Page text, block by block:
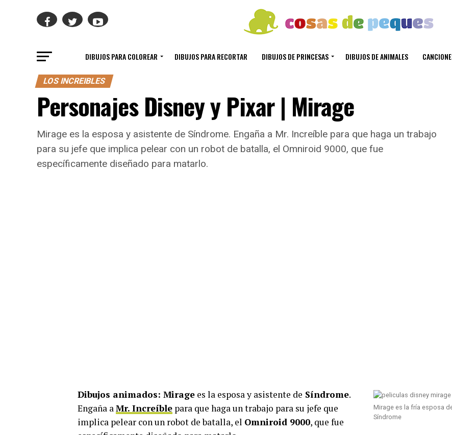
DIBUJOS PARA COLOREAR DIBUJOS PARA RECORTAR DIBUJOS DE PRINCESAS DIBUJOS DE ANIMALES
LOS INCREIBLES
Personajes Disney y Pixar | Mirage
Mirage es la esposa y asistente de Síndrome. Engaña a Mr. Increíble para que haga un trabajo
para su jefe que implica pelear con un robot de batalla, el Omniroid 9000, que fue
específicamente diseñado para matarlo.
Mirage es la fría esposa
Síndrome
Dibujos animados: Mirage es la esposa y asistente de Síndrome.
Engaña aMr. Increíble para que haga un trabajo para su jefe que
implica pelear con un robot de batalla, el Omniroid 9000, que fue